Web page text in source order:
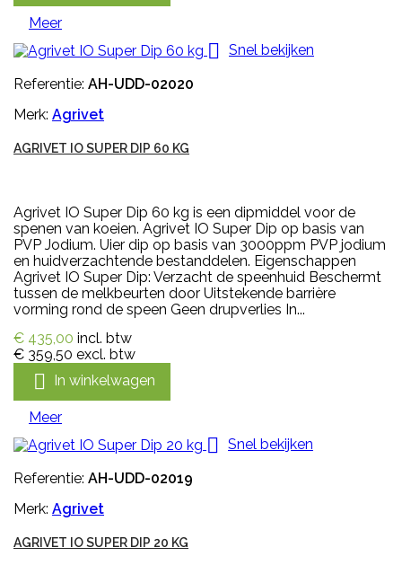
Meer
 Snel bekijken
Referentie: AH-UDD-02020
Merk: Agrivet
AGRIVET IO SUPER DIP 60 KG
Agrivet IO Super Dip 60 kg is een dipmiddel voor de
spenen van koeien. Agrivet IO Super Dip op basis van
PVP Jodium. Uier dip op basis van 3000ppm PVP jodium
en huidverzachtende bestanddelen. Eigenschappen
Agrivet IO Super Dip: Verzacht de speenhuid Beschermt
tussen de melkbeurten door Uitstekende barrière
vorming rond de speen Geen drupverlies In...
€ 435,00 incl. btw
€ 359,50 excl. btw
 In winkelwagen
Meer
 Snel bekijken
Referentie: AH-UDD-02019
Merk: Agrivet
AGRIVET IO SUPER DIP 20 KG